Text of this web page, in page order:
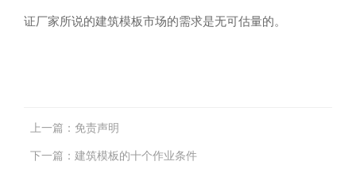
证厂家所说的建筑模板市场的需求是无可估量的。
上一篇： 免责声明
下一篇： 建筑模板的十个作业条件